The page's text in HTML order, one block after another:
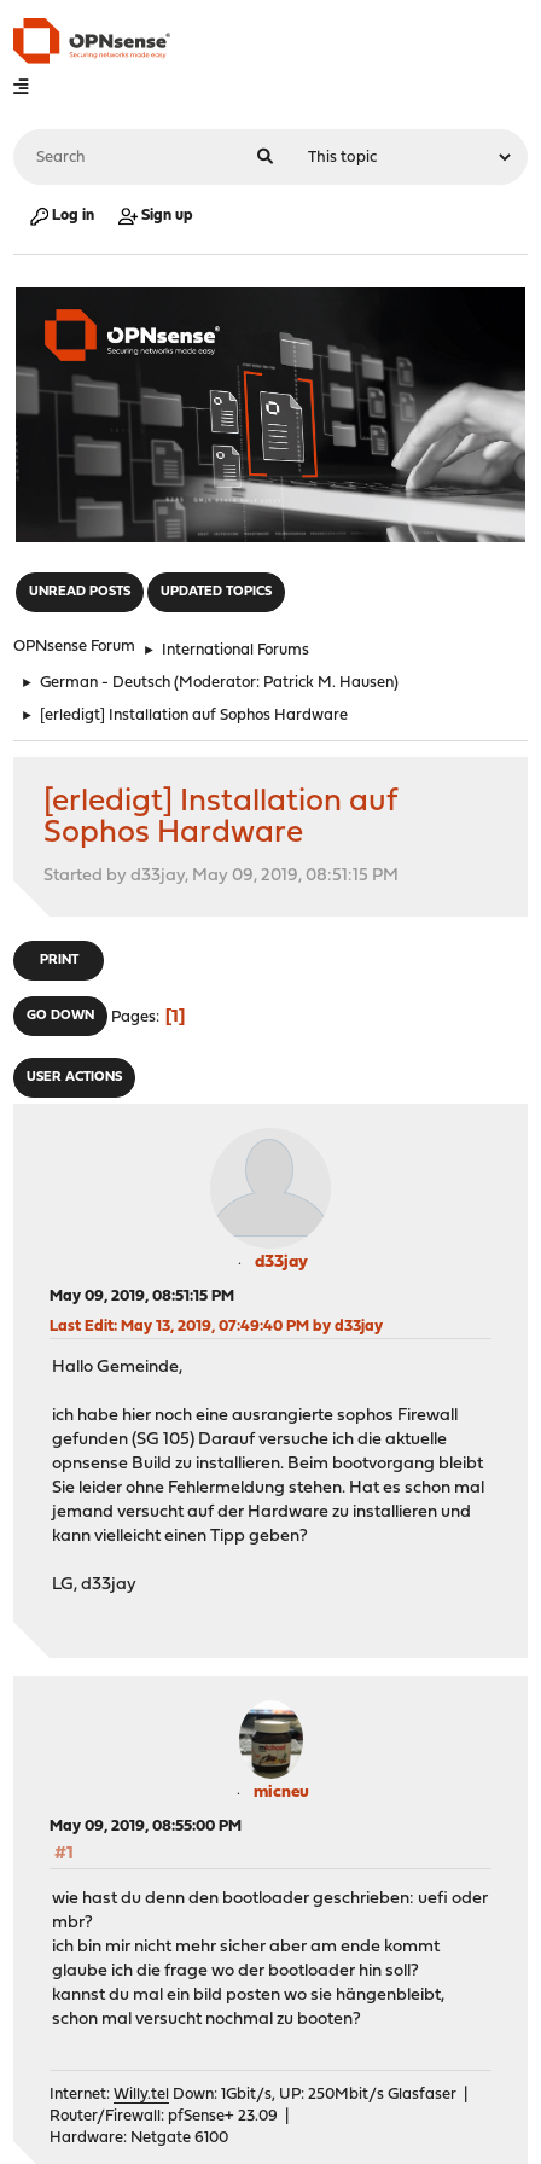
Log in Sign up
UNREAD POSTS UPDATED TOPICS
OPNsense Forum ► International Forums
► German - Deutsch (Moderator: Patrick M. Hausen)
► [erledigt] Installation auf Sophos Hardware
[erledigt] Installation auf
Sophos Hardware
Started by d33jay, May 09, 2019, 08:51:15 PM
PRINT
GO DOWN Pages 1
USER ACTIONS
d33jay
May 09, 2019, 08:51:15 PM
Last Edit: May 13, 2019, 07:49:40 PM by d33jay
Hallo Gemeinde,
ich habe hier noch eine ausrangierte sophos Firewall
gefunden (SG 105) Darauf versuche ich die aktuelle
opnsense Build zu installieren. Beim bootvorgang bleibt
Sie leider ohne Fehlermeldung stehen. Hat es schon mal
jemand versucht auf der Hardware zu installieren und
kann vielleicht einen Tipp geben?
LG, d33jay
micneu
May 09, 2019, 08:55:00 PM
#1
wie hast du denn den bootloader geschrieben: uefi oder
mbr?
ich bin mir nicht mehr sicher aber am ende kommt
glaube ich die frage wo der bootloader hin soll?
kannst du mal ein bild posten wo sie hängenbleibt,
schon mal versucht nochmal zu booten?
Internet:Willy.tel
Down: 1Gbit/s, UP: 250Mbit/s Glasfaser |
Router/Firewall: pfSense+ 23.09 |
Hardware: Netgate 6100